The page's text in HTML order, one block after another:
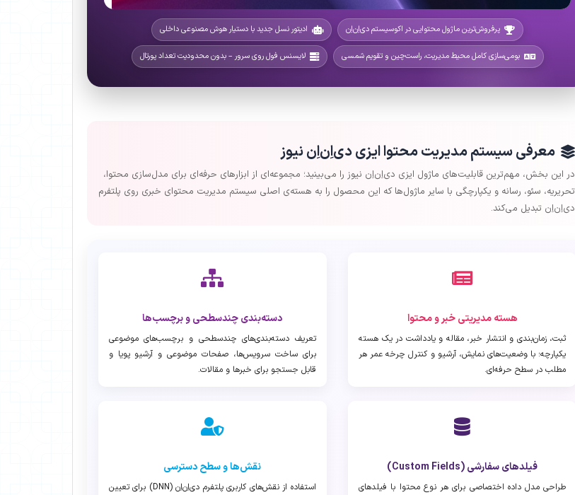
پرفروش‌ترین ماژول محتوایی در اکوسیستم دی‌اِن‌اِن ادیتور نسل جدید با دستیار هوش مصنوعی داخلی
بومی‌سازی کامل محیط مدیریت، راست‌چین و تقویم شمسی لایسنس فول روی سرور – بدون محدودیت تعداد پورتال
معرفی سیستم مدیریت محتوا ایزی دی‌اِن‌اِن نیوز
در این بخش، مهم‌ترین قابلیت‌های ماژول ایزی دی‌اِن‌اِن نیوز را می‌بینید؛ مجموعه‌ای از ابزارهای حرفه‌ای برای مدل‌سازی محتوا،
تحریریه، سئو، رسانه و یکپارچگی با سایر ماژول‌ها که این محصول را به هسته‌ی اصلی سیستم مدیریت محتوای خبری روی پلتفرم
دی‌اِن‌اِن تبدیل می‌کند.
هسته مدیریتی خبر و محتوا
ثبت، زمان‌بندی و انتشار خبر، مقاله و یادداشت در یک هسته
یکپارچه؛ با وضعیت‌های نمایش، آرشیو و کنترل چرخه عمر هر
مطلب در سطح حرفه‌ای.
دسته‌بندی چندسطحی و برچسب‌ها
تعریف دسته‌بندی‌های چندسطحی و برچسب‌های موضوعی
برای ساخت سرویس‌ها، صفحات موضوعی و آرشیو پویا و
قابل جستجو برای خبرها و مقالات.
فیلدهای سفارشی (Custom Fields)
طراحی مدل داده اختصاصی برای هر نوع محتوا با فیلدهای
نقش‌ها و سطح دسترسی
استفاده از نقش‌های کاربری پلتفرم دی‌اِن‌اِن(DNN) برای تعیین